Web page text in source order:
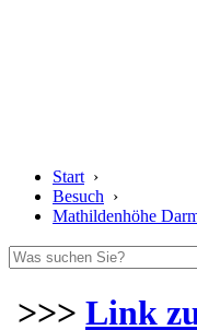
Start ›
Besuch ›
Mathildenhöhe
>>> Link